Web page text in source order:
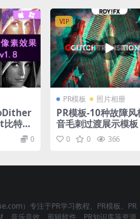
特像
0
VIP
PR模板 照片相册
PR模板-10种故障风
音毛刺过渡展示模板
0 0 366
）专注于PR学习教程、PR模板、PR